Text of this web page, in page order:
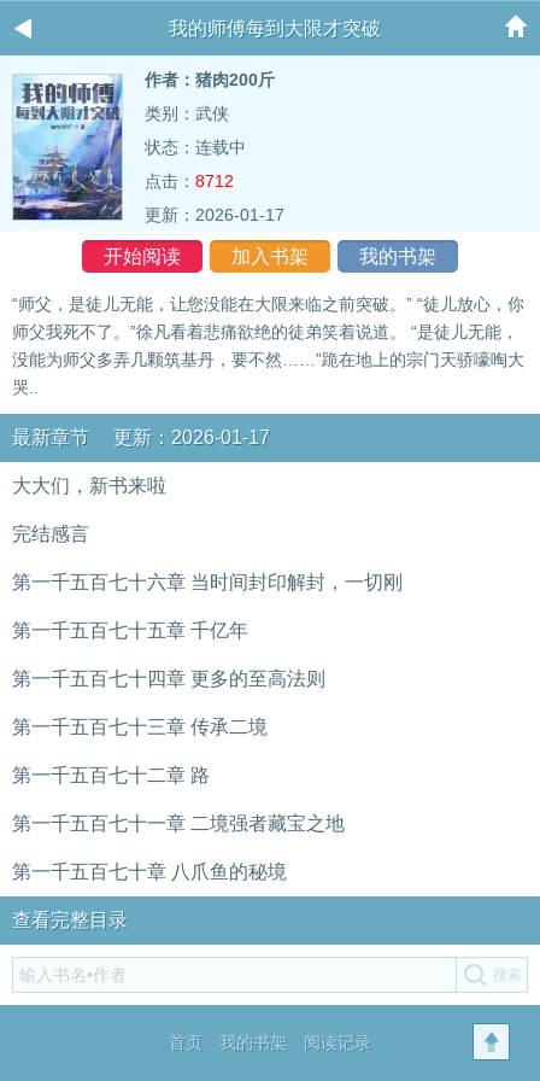
我的师傅每到大限才突破
作者：猪肉200斤
类别：武侠
状态：连载中
点击： 8712
更新：2026-01-17
开始阅读 加入书架 我的书架
“师父，是徒儿无能，让您没能在大限来临之前突破。” “徒儿放心，你
师父我死不了。”徐凡看着悲痛欲绝的徒弟笑着说道。 “是徒儿无能，
没能为师父多弄几颗筑基丹，要不然……”跪在地上的宗门天骄嚎啕大
哭..
最新章节 更新：2026-01-17
大大们，新书来啦
完结感言
第一千五百七十六章 当时间封印解封，一切刚
第一千五百七十五章 千亿年
第一千五百七十四章 更多的至高法则
第一千五百七十三章 传承二境
第一千五百七十二章 路
第一千五百七十一章 二境强者藏宝之地
第一千五百七十章 八爪鱼的秘境
查看完整目录
首页 我的书架 阅读记录